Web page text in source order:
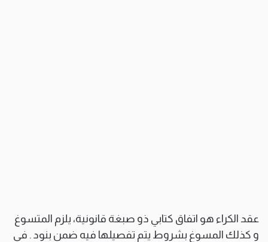
عقد الكراء هو اتفاق كتابي ذو صبغة قانونية، يلزم المتسوغ
و كذلك المسوغ بشروط يتم تفصيلها فيه ضمن بنود . في